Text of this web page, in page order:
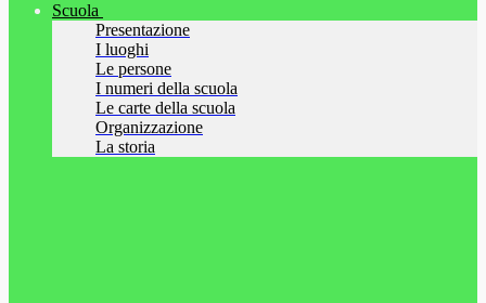
Scuola
Presentazione
I luoghi
Le persone
I numeri della scuola
Le carte della scuola
Organizzazione
La storia